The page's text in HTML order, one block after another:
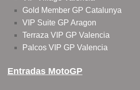
Gold Member GP Catalunya
VIP Suite GP Aragon
Terraza VIP GP Valencia
Palcos VIP GP Valencia
Entradas MotoGP